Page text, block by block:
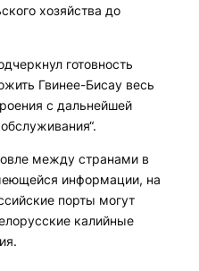
хозяйства до
готовность
Гвинее-Бисау весь
с дальнейшей
между странами в
информации, на
порты могут
калийные